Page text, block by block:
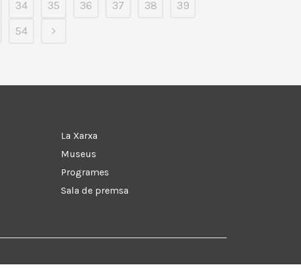
34 35 36 37 38
39
54
La Xarxa
Museus
Programes
Sala de premsa